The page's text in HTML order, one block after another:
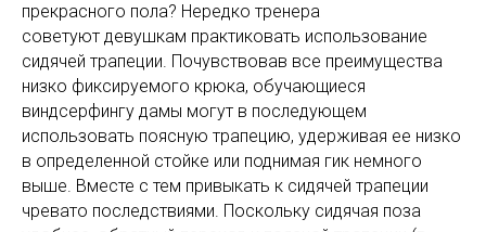
прекрасного пола? Нередко тренера
советуют девушкам практиковать использование
сидячей трапеции. Почувствовав все преимущества
низко фиксируемого крюка, обучающиеся
виндсерфингу дамы могут в последующем
использовать поясную трапецию, удерживая ее низко
в определенной стойке или поднимая гик немного
выше. Вместе с тем привыкать к сидячей трапеции
чревато последствиями. Поскольку сидячая поза